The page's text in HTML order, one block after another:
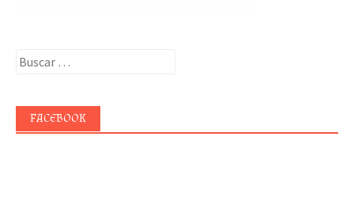
Buscar:
FACEBOOK